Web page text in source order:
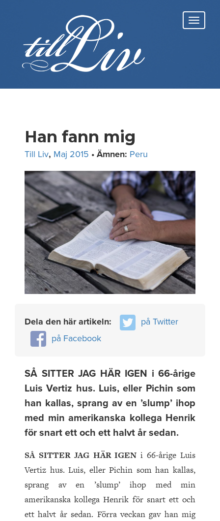
Han fann mig
Till Liv, Maj 2015 • Ämnen: Peru
Dela den här artikeln:
på Twitter
på Facebook
SÅ SITTER JAG HÄR IGEN i 66-årige
Luis Vertiz hus. Luis, eller Pichin som
han kallas, sprang av en ’slump’ ihop
med min amerikanska kollega Henrik
för snart ett och ett halvt år sedan.
SÅ SITTER JAG HÄR IGENi 66-årige Luis
Vertiz hus. Luis, eller Pichin som han kallas,
sprang av en ’slump’ ihop med min
amerikanska kollega Henrik för snart ett och
ett halvt år sedan. Förra veckan gav han mig